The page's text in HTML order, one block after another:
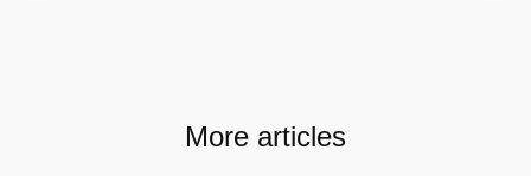
More articles